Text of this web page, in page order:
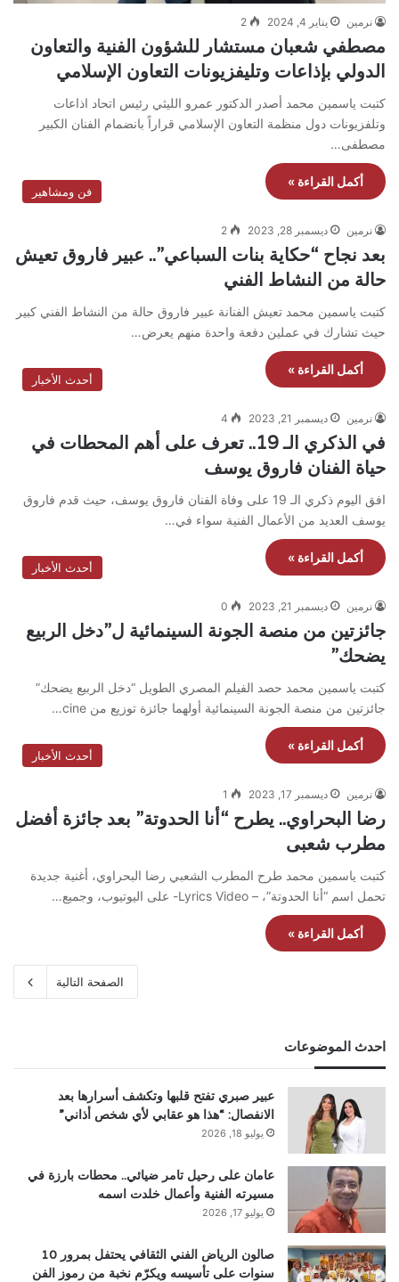
نرمين يناير 4, 2024 2
مصطفي شعبان مستشار للشؤون الفنية والتعاون
الدولي بإذاعات وتليفزيونات التعاون الإسلامي
كتبت ياسمين محمد أصدر الدكتور عمرو الليثي رئيس اتحاد اذاعات
وتلفزيونات دول منظمة التعاون الإسلامي قراراً بانضمام الفنان الكبير
مصطفى…
أكمل القراءة »
فن ومشاهير
نرمين ديسمبر 28, 2023 2
بعد نجاح “حكاية بنات السباعي”.. عبير فاروق تعيش
حالة من النشاط الفني
كتبت ياسمين محمد تعيش الفنانة عبير فاروق حالة من النشاط الفني كبير
حيث تشارك في عملين دفعة واحدة منهم يعرض…
أكمل القراءة »
أحدث الأخبار
نرمين ديسمبر 21, 2023 4
في الذكري الـ 19.. تعرف على أهم المحطات في
حياة الفنان فاروق يوسف
افق اليوم ذكري الـ 19 على وفاة الفنان فاروق يوسف، حيث قدم فاروق
يوسف العديد من الأعمال الفنية سواء في…
أكمل القراءة »
أحدث الأخبار
نرمين ديسمبر 21, 2023 0
جائزتين من منصة الجونة السينمائية ل”دخل الربيع
يضحك”
كتبت ياسمين محمد حصد الفيلم المصري الطويل “دخل الربيع يضحك”
جائزتين من منصة الجونة السينمائية أولهما جائزة توزيع من cine…
أكمل القراءة »
أحدث الأخبار
نرمين ديسمبر 17, 2023 1
رضا البحراوي.. يطرح “أنا الحدوتة” بعد جائزة أفضل
مطرب شعبى
كتبت ياسمين محمد طرح المطرب الشعبي رضا البحراوي، أغنية جديدة
تحمل اسم “أنا الحدوتة”، – Lyrics Video- على اليوتيوب، وجميع…
أكمل القراءة »
الصفحة التالية
احدث الموضوعات
عبير صبري تفتح قلبها وتكشف أسرارها بعد
الانفصال: “هذا هو عقابي لأي شخص أذاني”
يوليو 18, 2026
عامان على رحيل تامر ضيائي.. محطات بارزة في
مسيرته الفنية وأعمال خلدت اسمه
يوليو 17, 2026
صالون الرياض الفني الثقافي يحتفل بمرور 10
سنوات على تأسيسه ويكرّم نخبة من رموز الفن